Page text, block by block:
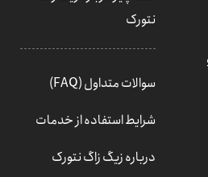
نتورک
سوالات متداول (FAQ)
شرایط استفاده از خدمات
درباره زیگ زاگ نتورک